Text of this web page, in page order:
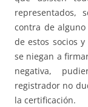
representados,
contra de
de estos socios
se niegan a
negativa,
registrador no
la certificación.